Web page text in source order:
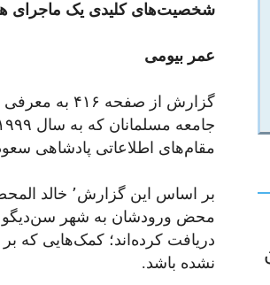
شخصیت‌های کلیدی یک ماجرای
عمر بیومی
گزارش از
مقام‌های اطلاعاتی پادشاهی
محض ورودشان به شهر سن‌دیگو
دریافت کرده‌اند؛ کمک‌هایی که بر
نشده باشد.